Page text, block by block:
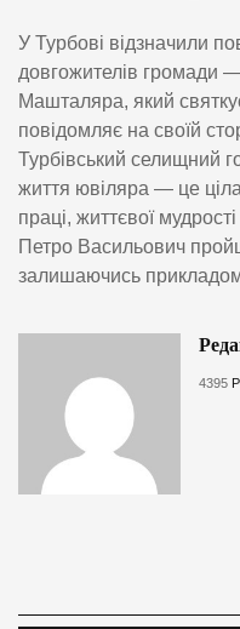
У Турбові відзначили
довгожителів громади
Машталяра, який
повідомляє на своїй
Турбівський селищний
життя ювіляра — це
праці, життєвої
Петро Васильович
залишаючись
4395